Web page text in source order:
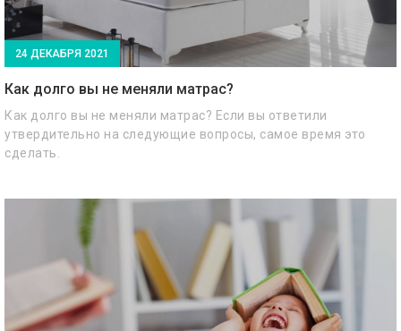
24 ДЕКАБРЯ 2021
Как долго вы не меняли матрас?
Как долго вы не меняли матрас? Если вы ответили
утвердительно на следующие вопросы, самое время это
сделать.